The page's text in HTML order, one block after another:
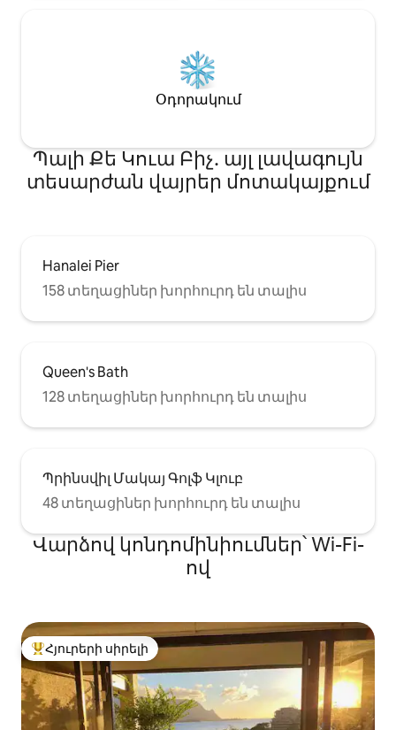
Օդորակում
Պալի Քե Կուա Բիչ․ այլ լավագույն
տեսարժան վայրեր մոտակայքում
Hanalei Pier
158 տեղացիներ խորհուրդ են տալիս
Queen's Bath
128 տեղացիներ խորհուրդ են տալիս
Պրինսվիլ Մակայ Գոլֆ Կլուբ
48 տեղացիներ խորհուրդ են տալիս
Վարձով կոնդոմինիումներ՝ Wi-Fi-
ով
Հյուրերի սիրելի լավագույն տները
Հյուրերի սիրելի